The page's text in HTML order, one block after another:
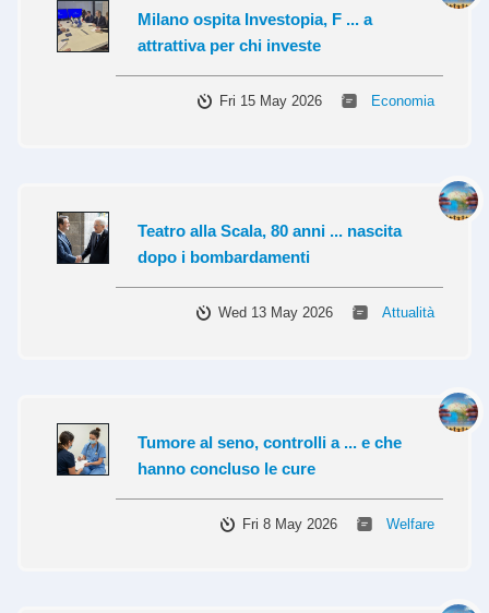
Milano ospita Investopia, F ... a
attrattiva per chi investe
Fri 15 May 2026 Economia
Teatro alla Scala, 80 anni ... nascita
dopo i bombardamenti
Wed 13 May 2026 Attualità
Tumore al seno, controlli a ... e che
hanno concluso le cure
Fri 8 May 2026 Welfare